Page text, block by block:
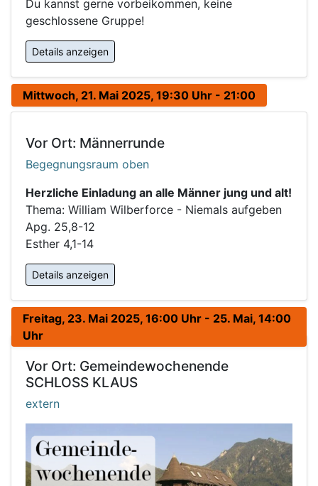
Du kannst gerne vorbeikommen, keine
geschlossene Gruppe!
Details anzeigen
Mittwoch, 21. Mai 2025, 19:30 Uhr - 21:00
Vor Ort: Männerrunde
Begegnungsraum oben
Herzliche Einladung an alle Männer jung und alt!
Thema: William Wilberforce - Niemals aufgeben
Apg. 25,8-12
Esther 4,1-14
Details anzeigen
Freitag, 23. Mai 2025, 16:00 Uhr - 25. Mai, 14:00
Uhr
Vor Ort: Gemeindewochenende
SCHLOSS KLAUS
extern